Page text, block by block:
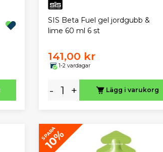
SIS Beta Fuel gel jordgubb &
lime 60 ml 6 st
141,00 kr
1-2 vardagar
- + Lägg i varukorg
SPARA
10%